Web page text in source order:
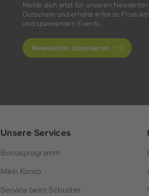
Melde dich jetzt für unseren
Gutschein und erhalte Infos zu
und spannenden Events.
Newsletter abonnieren
Unsere Services
Bonusprogramm
Mein Konto
Service beim Schuster